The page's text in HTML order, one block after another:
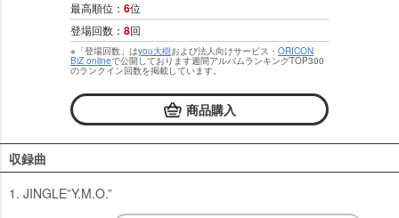
最高順位： 6位
登場回数： 8回
※「登場回数」はyou大樹および法人向けサービス・ ORICON
BiZ onlineで公開しております週間アルバムランキングTOP300
のランクイン回数を掲載しています。
商品購入
収録曲
1. JINGLE”Y.M.O.”